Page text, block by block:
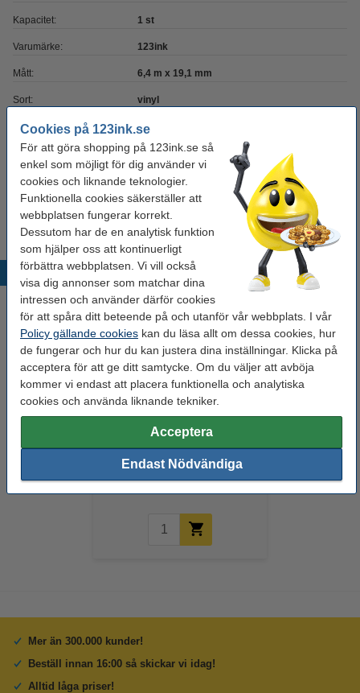
Cookies på 123ink.se
För att göra shopping på 123ink.se så
enkel som möjligt för dig använder vi
cookies och liknande teknologier.
Funktionella cookies säkerställer att
webbplatsen fungerar korrekt.
Dessutom har de en analytisk funktion
som hjälper oss att kontinuerligt
förbättra webbplatsen. Vi vill också
visa dig annonser som matchar dina
intressen och använder därför cookies
för att spåra ditt beteende på och utanför vår webbplats. I vår
Policy gällande cookies kan du läsa allt om dessa cookies, hur
de fungerar och hur du kan justera dina inställningar. Klicka på
acceptera för att ge ditt samtycke. Om du väljer att avböja
kommer vi endast att placera funktionella och analytiska
cookies och använda liknande tekniker.
Acceptera
Endast Nödvändiga
Kapacitet: 1 st
Varumärke: 123ink
Mått: 6,4 m x 19,1 mm
Sort: vinyl
Märkbandsfärg: gul
Extra info: säkerhetsdatablad
Tips
Vi råder er att beställa denna produkt istället för originalprodukten!
Populära produkter
Brady M21-750-595-WT | svart
(varumärket 123ink)
310 kr Inkl. 25% Moms
Mer än 300.000 kunder!
Beställ innan 16:00 så skickar vi idag!
Alltid låga priser!